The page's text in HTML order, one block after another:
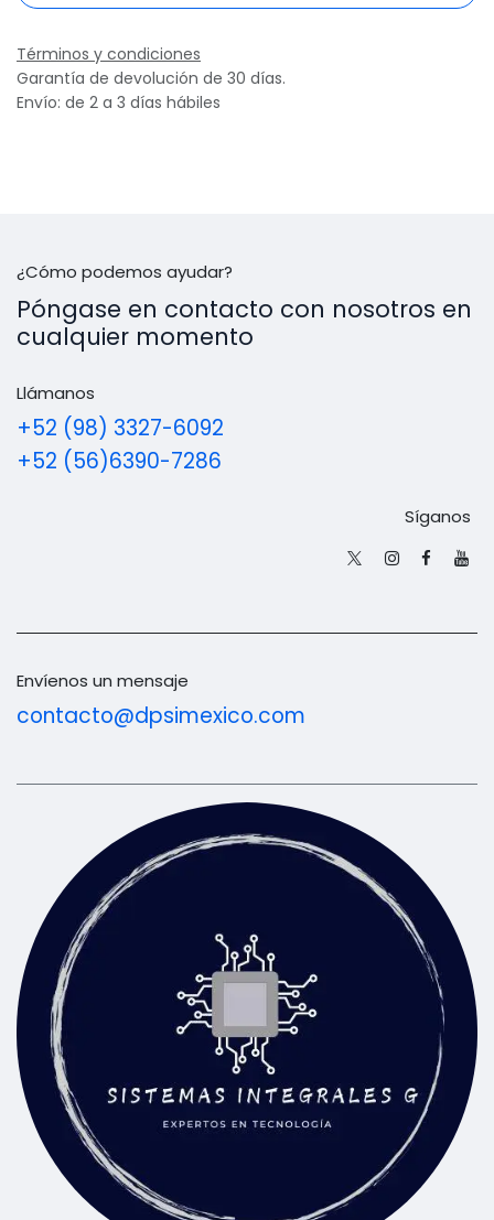
Términos y condiciones
Garantía de devolución de 30 días.
Envío: de 2 a 3 días hábiles
¿Cómo podemos ayudar?
Póngase en contacto con nosotros en
cualquier momento
Llámanos
+52 (98) 3327-6092
+52 (56)6390-7286
Síganos
Envíenos un mensaje
contacto@dpsimexico.com